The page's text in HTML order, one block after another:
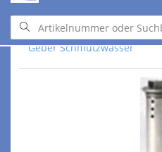
Motorinstrumente Anzeigen
Geber Schmutzwasser